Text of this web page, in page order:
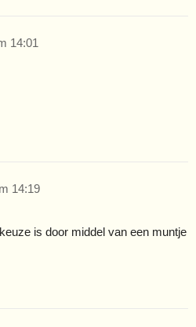
14:01
14:19
is door middel van een muntje